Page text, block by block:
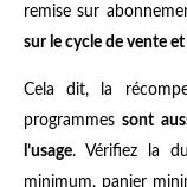
remise sur
sur le cycle de vente
Cela dit, la
programmessont
l’usage. Vérifiez la
minimum, panier